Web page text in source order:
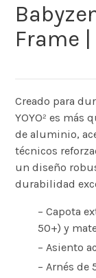
Frame
Creado para
YOYO² es
de aluminio,
técnicos
un diseño
durabilidad
– Capota
50+) y
– Asiento
– Arnés de